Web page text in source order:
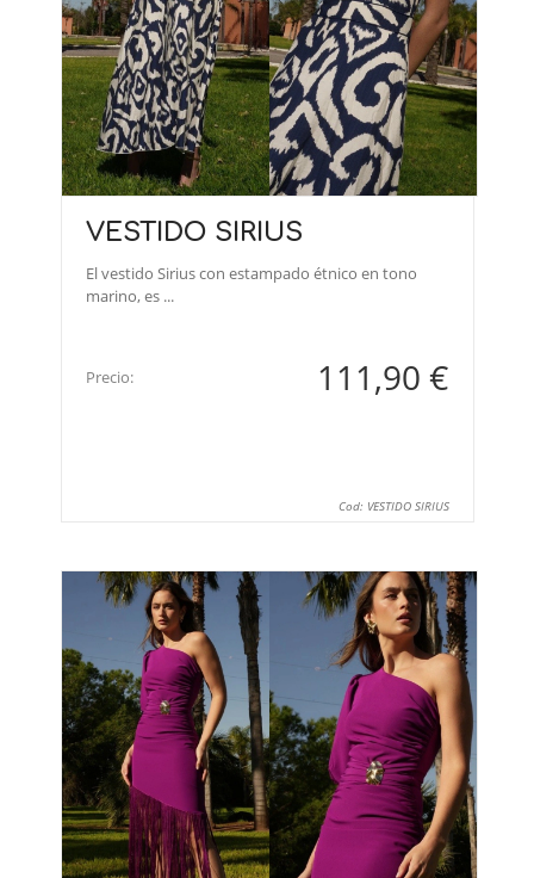
VESTIDO SIRIUS
El vestido Sirius con estampado étnico en tono
marino, es ...
Precio: 111,90 €
Cod: VESTIDO SIRIUS